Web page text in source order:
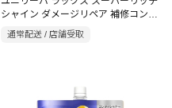
シャイン ダメージリペア 補修コンデ
ィショナー 詰替 840g
通常配送 / 店舗受取